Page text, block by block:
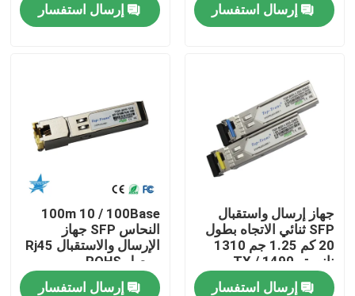
منتجات
جولة في المعمل
اتصل بنا
أخبار
إرسال استفسار
إرسال استفسار
جهاز إرسال واستقبال
SFP ثنائي الاتجاه بطول
20 كم 1.25 جم 1310
نانومتر TX / 1490
نانومتر RX
إرسال استفسار
100m 10 / 100Base
النحاس SFP جهاز
الإرسال والاستقبال Rj45
موصل ROHS
إرسال استفسار